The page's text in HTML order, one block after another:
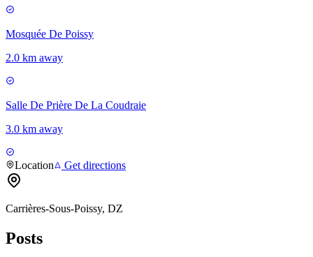
Mosquée De Poissy
2.0 km away
Salle De Prière De La Coudraie
3.0 km away
Location Get directions
Carrières-Sous-Poissy, DZ
Posts